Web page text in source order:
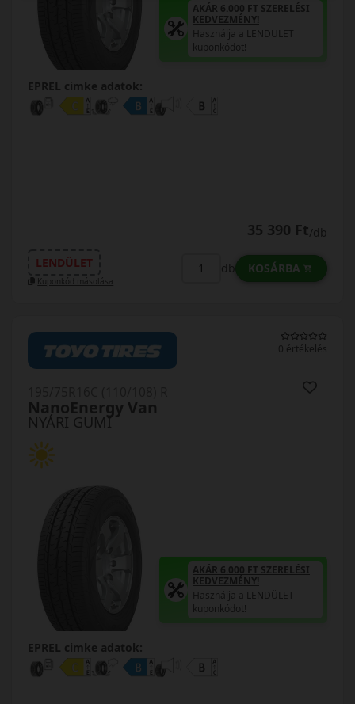
AKÁR 6.000 FT SZERELÉSI
KEDVEZMÉNY!
Használja a LENDÜLET
kuponkódot!
EPREL cimke adatok:
35 390 Ft/db
LENDÜLET
Kuponkód másolása
db KOSÁRBA
0 értékelés
NYÁRI GUMI
NanoEnergy Van
AKÁR 6.000 FT SZERELÉSI
KEDVEZMÉNY!
Használja a LENDÜLET
kuponkódot!
EPREL cimke adatok: